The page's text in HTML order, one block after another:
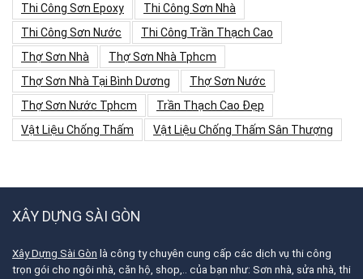
Thi Công Sơn Epoxy
Thi Công Sơn Nhà
Thi Công Sơn Nước
Thi Công Trần Thạch Cao
Thợ Sơn Nhà
Thợ Sơn Nhà Tphcm
Thợ Sơn Nhà Tại Bình Dương
Thợ Sơn Nước
Thợ Sơn Nước Tphcm
Trần Thạch Cao Đẹp
Vật Liệu Chống Thấm
Vật Liệu Chống Thấm Sân Thượng
XÂY DỰNG SÀI GÒN
Xây Dựng Sài Gòn là công ty chuyên cung cấp các dịch vụ thi công
trọn gói cho ngôi nhà, căn hộ, shop,.. của bạn như: Sơn nhà, sửa nhà, thi